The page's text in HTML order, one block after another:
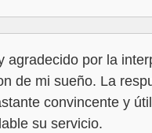
agradecido por la
de mi sueño. La
convincente y
su servicio.